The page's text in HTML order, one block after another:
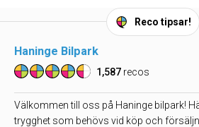
Reco tipsar!
Haninge Bilpark
1,587 recos
Välkommen till oss på Haninge bilpark!
trygghet som behövs vid köp och